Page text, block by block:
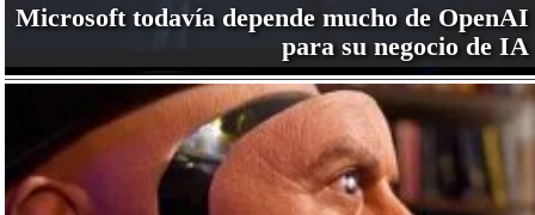
Microsoft todavía depende mucho de OpenAI
para su negocio de IA